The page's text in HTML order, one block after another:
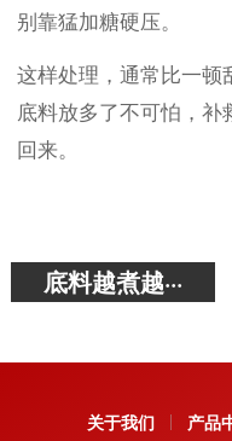
别靠猛加糖硬压。
这样处理，通常比一顿
底料放多了不可怕，
回来。
底料越煮越···
关于我们 产品